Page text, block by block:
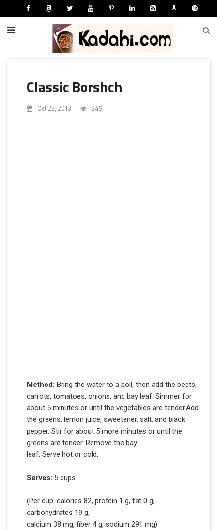
Classic Borshch
Oct 23, 2013 245
Method: Bring the water to a boil, then add the beets,
carrots, tomatoes, onions, and bay leaf. Simmer for
about 5 minutes or until the vegetables are tender.Add
the greens, lemon juice, sweetener, salt, and black
pepper. Stir for about 5 more minutes or until the
greens are tender. Remove the bay
leaf. Serve hot or cold.
Serves: 5 cups
(Per cup: calories 82, protein 1 g, fat 0 g,
carbohydrates 19 g,
calcium 38 mg, fiber 4 g, sodium 291 mg)